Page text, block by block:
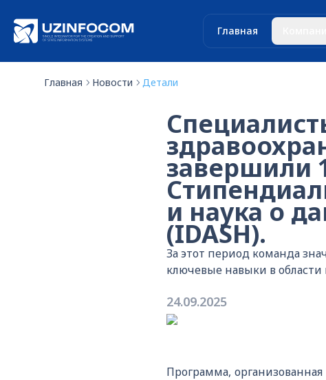
Главная
Главная Новости Детали
завершили
и наука о
(IDASH).
За этот период команда
ключевые навыки в
24.09.2025
Программа,